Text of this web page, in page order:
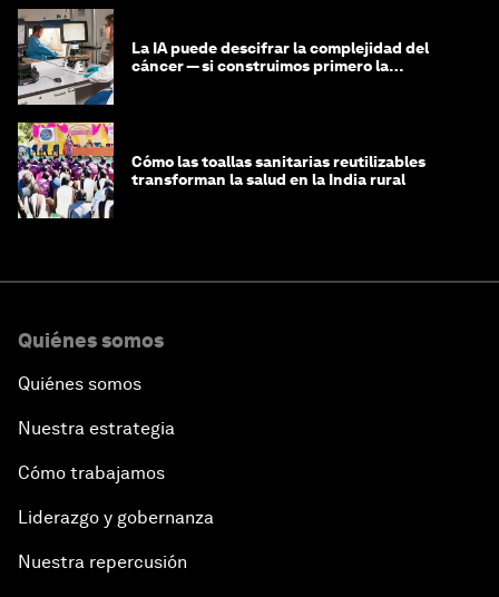
La IA puede descifrar la complejidad del
cáncer — si construimos primero la
Cómo las toallas sanitarias reutilizables
transforman la salud en la India rural
Quiénes somos
Quiénes somos
Nuestra estrategia
Cómo trabajamos
Liderazgo y gobernanza
Nuestra repercusión